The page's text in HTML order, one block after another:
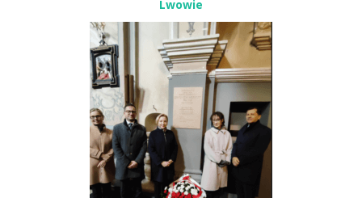
Lwowie